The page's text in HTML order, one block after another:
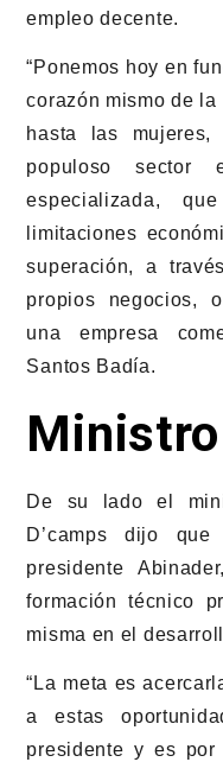
empleo decente.
“Ponemos hoy en
corazón mismo de
hasta las
populoso
especializada,
limitaciones
superación, a
propios negocios,
una empresa
Santos Badía.
De su lado el
D’camps dijo
presidente
formación técnico
misma en el
“La meta es
a estas
presidente y es por